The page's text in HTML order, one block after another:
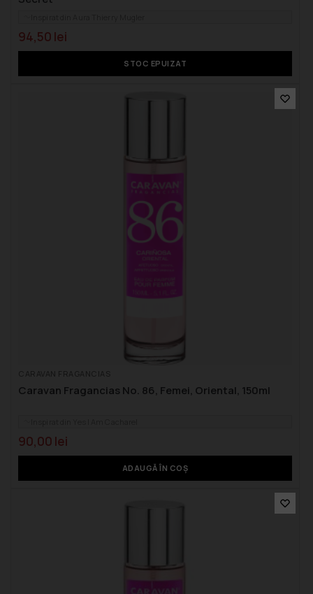
94,50 lei
STOC EPUIZAT
Caravan Fragancias No. 86, Femei, Oriental, 150ml
90,00 lei
ADAUGĂ ÎN COȘ